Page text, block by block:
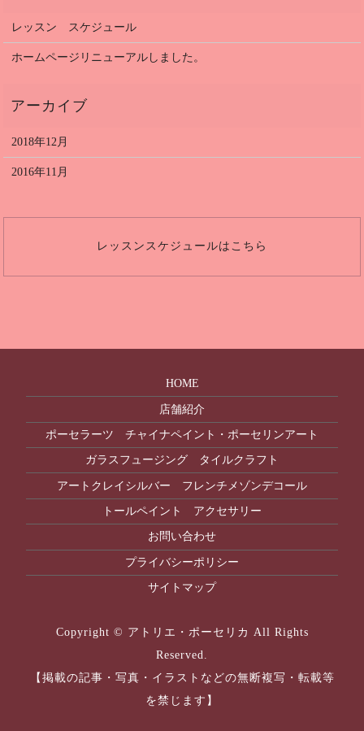
レッスン スケジュール
ホームページリニューアルしました。
2018年12月
2016年11月
レッスンスケジュールはこちら
HOME
店舗紹介
ポーセラーツ チャイナペイント・ポーセリンアート
ガラスフュージング タイルクラフト
アートクレイシルバー フレンチメゾンデコール
トールペイント アクセサリー
お問い合わせ
プライバシーポリシー
サイトマップ
Copyright © アトリエ・ポーセリカ All Rights
Reserved.
【掲載の記事・写真・イラストなどの無断複写・転載等
を禁じます】